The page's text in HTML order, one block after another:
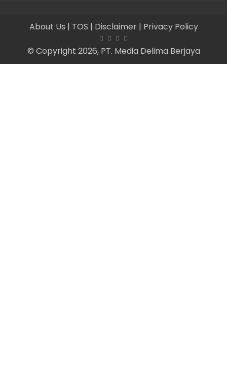
About Us | TOS | Disclaimer | Privacy Policy
© Copyright 2026, PT. Media Delima Berjaya